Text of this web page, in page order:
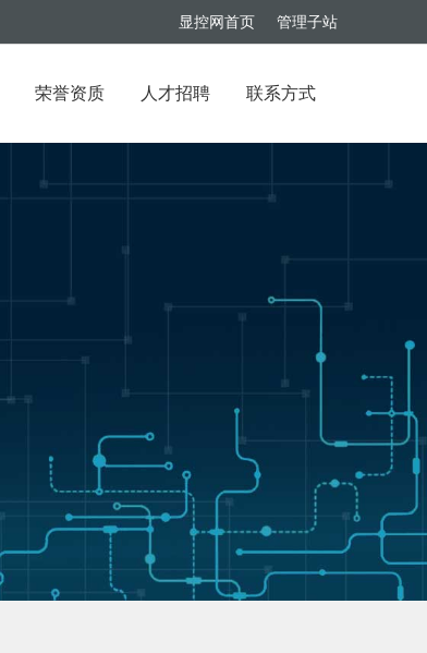
显控网首页 管理子站
荣誉资质 人才招聘 联系方式